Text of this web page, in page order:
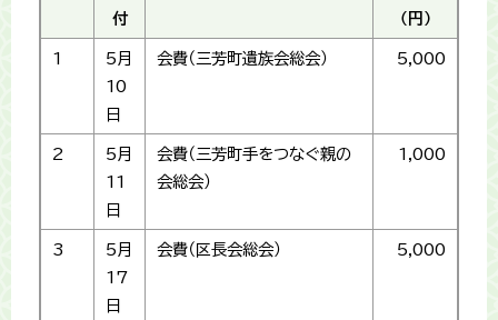
付
（円）
1
5月
10
日
会費（三芳町遺族会総会） 5,000
2
5月
11
日
会費（三芳町手をつなぐ親の
会総会）
1,000
3
5月
17
日
会費（区長会総会） 5,000